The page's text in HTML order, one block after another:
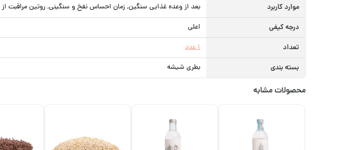
موارد کاربرد بعد از وعده غذایی سنگین, زمان احساس نفخ و سنگینی, روتین
درجه کیفی اعلی
تعداد 1 عدد
بسته بندی بطری شیشه‌
محصولات مشابه